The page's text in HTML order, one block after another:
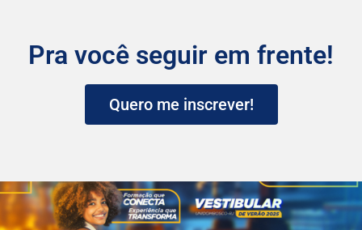
Pra você seguir em frente!
Quero me inscrever!